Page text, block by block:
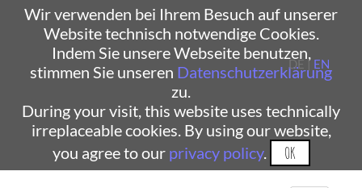
Wir verwenden bei Ihrem Besuch auf unserer
Website technisch notwendige Cookies.
Indem Sie unsere Webseite benutzen,
stimmen Sie unseren Datenschutzerklärung
zu.
During your visit, this website uses technically
irreplaceable cookies. By using our website,
you agree to our privacy policy. OK
DE | EN